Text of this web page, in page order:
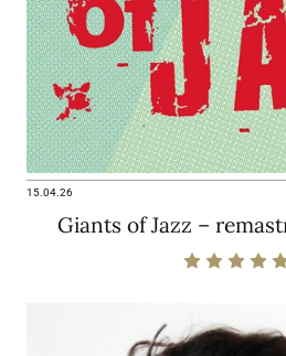
15.04.26
Giants of Jazz –